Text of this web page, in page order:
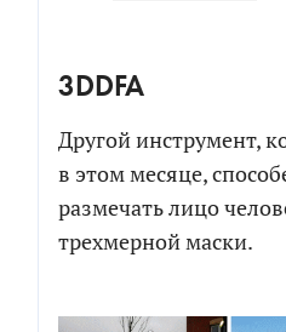
3DDFA
Другой инструмент,
в этом месяце,
размечать лицо
трехмерной маски.